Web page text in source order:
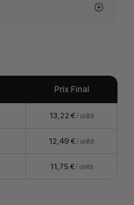
Prix Final
13,22 € / unité
12,49 € / unité
11,75 € / unité